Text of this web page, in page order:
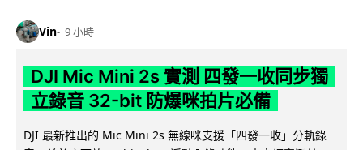
Vin 9 小時
DJI Mic Mini 2s 實測 四發一收同步獨
立錄音 32-bit 防爆咪拍片必備
DJI 最新推出的 Mic Mini 2s 無線咪支援「四發一收」分軌錄